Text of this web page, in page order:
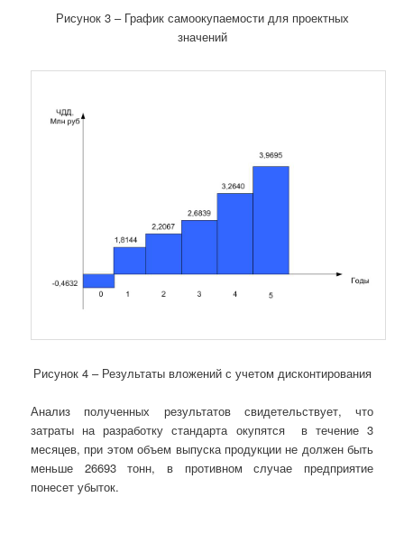
Рисунок 3 – График самоокупаемости для проектных
значений
Рисунок 4 – Результаты вложений с учетом дисконтирования
Анализ полученных результатов свидетельствует, что
затраты на разработку стандарта окупятся в течение 3
месяцев, при этом объем выпуска продукции не должен быть
меньше 26693 тонн, в противном случае предприятие
понесет убыток.